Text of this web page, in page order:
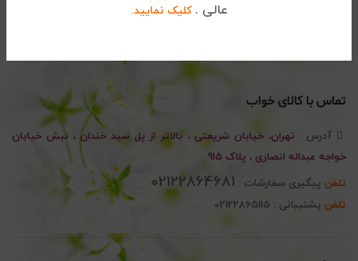
عالی . کلیک نمایید. تومان
تماس با کالای خواب
آدرس : تهران، خیابان شریعتی ، بالاتر از پل سید خندان ، نبش خیابان
خواجه عبداله انصاری ، پلاک 915
تلفن پیگیری سفارشات : 02122864681
تلفن پشتیبانی : 02122865115